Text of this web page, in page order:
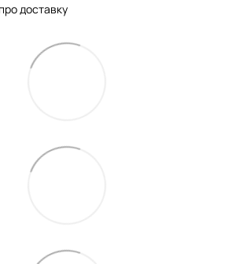
доставку